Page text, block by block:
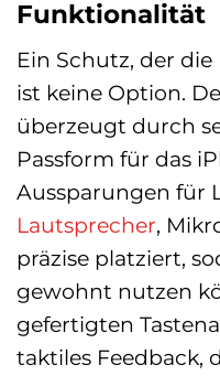
Funktionalität
Ein Schutz, der
ist keine Option.
überzeugt durch
Passform für das
Aussparungen für
Lautsprecher,
präzise platziert,
gewohnt nutzen
gefertigten
taktiles Feedback,